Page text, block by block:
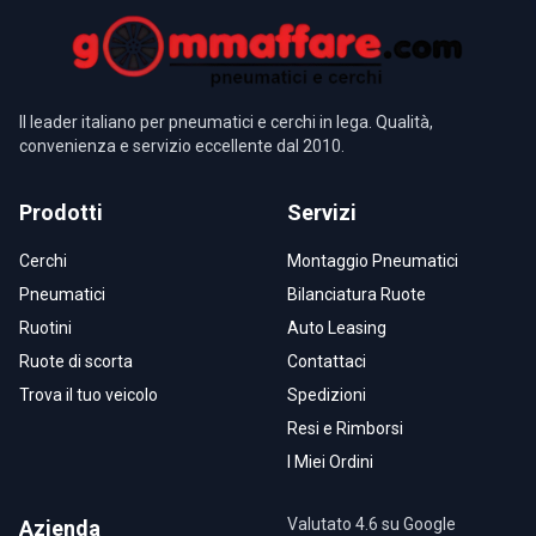
Il leader italiano per pneumatici e cerchi in lega. Qualità,
convenienza e servizio eccellente dal 2010.
Prodotti
Cerchi
Pneumatici
Ruotini
Ruote di scorta
Trova il tuo veicolo
Servizi
Montaggio Pneumatici
Bilanciatura Ruote
Auto Leasing
Contattaci
Spedizioni
Resi e Rimborsi
I Miei Ordini
Azienda Valutato 4.6 su Google